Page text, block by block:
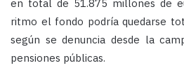
en total de 51.875 millones de
ritmo el fondo podría quedarse
según se denuncia desde la
pensiones públicas.